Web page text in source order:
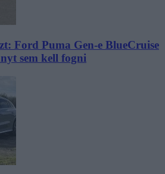
Ford Puma Gen-e BlueCruise
sem kell fogni